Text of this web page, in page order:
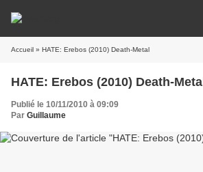
Accueil » HATE: Erebos (2010) Death-Metal
HATE: Erebos (2010) Death-Metal
Publié le 10/11/2010 à 09:09
Par Guillaume